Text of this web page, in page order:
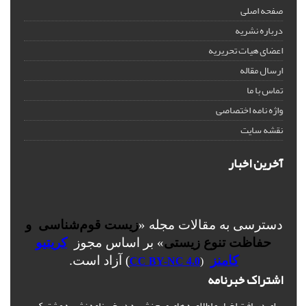
صفحه اصلی
درباره نشریه
اعضای هیات تحریریه
ارسال مقاله
تماس با ما
واژه نامه اختصاصی
نقشه سایت
آخرین اخبار
دسترسی به مقالات مجله «زیست قوم‌شناسی و
حفاظت تنوع زیستی» بر اساس مجوزکریتیو
کامنز
(
CC BY-NC 4.0) آزاد است.
اشتراک خبرنامه